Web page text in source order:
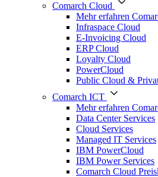
Comarch Cloud
Mehr erfahren
Infraspace Cloud
E-Invoicing Cloud
ERP Cloud
Loyalty Cloud
PowerCloud
Public Cloud &
Comarch ICT
Mehr erfahren
Data Center Services
Cloud Services
Managed IT Services
IBM PowerCloud
IBM Power Services
Comarch Cloud